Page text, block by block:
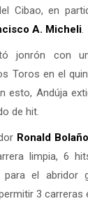
Cibao, en
A. Micheli
jonrón con
Toros en el
esto, Andúja
de hit.
Ronald
limpia, 6
el abridor
3 carreras